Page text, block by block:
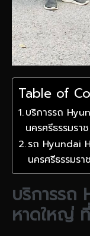
Table of
บริการรถ
นครศรีธรรมราช
รถ Hyundai
นครศรีธรรมราช
บริการรถ
หาดใหญ่